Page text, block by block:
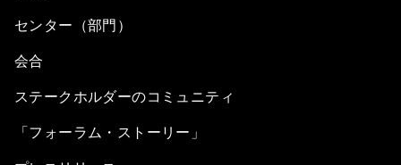
センター（部門）
会合
ステークホルダーのコミュニティ
「フォーラム・ストーリー」